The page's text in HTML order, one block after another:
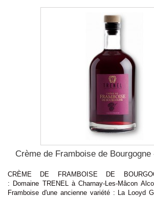
Crème de Framboise de Bourgogne
CRÈME DE FRAMBOISE DE
: Domaine TRENEL à Charnay-Les-Mâcon
Framboise d'une ancienne variété : La Looyd